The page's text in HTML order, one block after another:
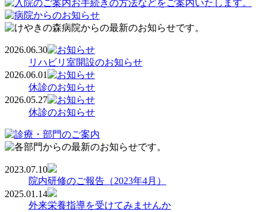
2026.06.30
リハビリ室開設のお知らせ
2026.06.01
休診のお知らせ
2026.05.27
休診のお知らせ
2023.07.10
院内研修のご報告（2023年4月）
2025.01.14
外来栄養指導を受けてみませんか